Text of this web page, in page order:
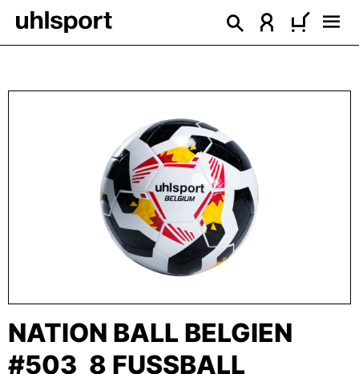
springen
NATION BALL BELGIEN
#503_8 FUSSBALL